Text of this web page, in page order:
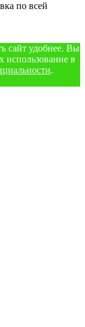
по всей
сайт удобнее. Вы
использование в
.